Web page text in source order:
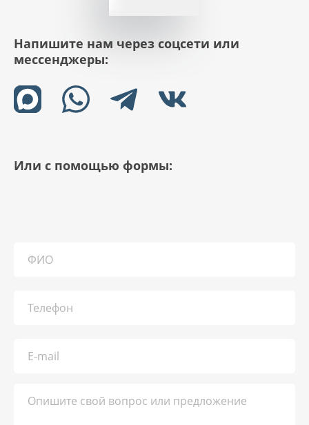
Напишите нам через соцсети или
мессенджеры:
Или с помощью формы: